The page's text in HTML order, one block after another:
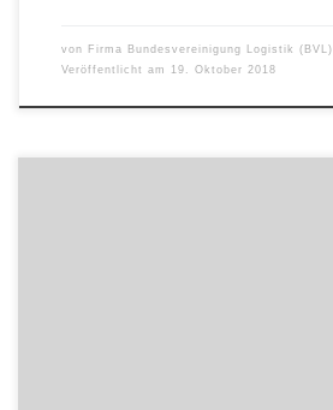
von Firma Bundesvereinigung Logistik (BVL)
Veröffentlicht am
19. Oktober 2018